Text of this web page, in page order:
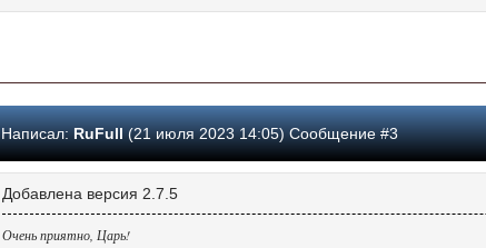
Написал: RuFull(21 июля 2023 14:05) Сообщение #3
Добавлена версия 2.7.5
Очень приятно, Царь!